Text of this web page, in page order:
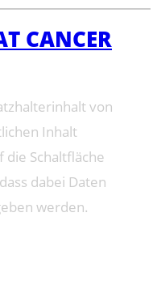
CANCER
von
Inhalt
die Schaltfläche
dabei Daten
werden.